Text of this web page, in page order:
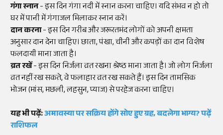
गंगा स्नान- इस दिन गंगा नदी में स्नान करना चाहिए। यदि संभव न हो तो
घर में पानी में गंगाजल मिलाकर स्नान करें।
दान करना- इस दिन गरीब और जरूरतमंद लोगों को अपनी क्षमता
अनुसार दान देना चाहिए। छाता, पंखा, चीनी और कपड़ों का दान विशेष
फलदायी माना जाता है।
व्रत रखें- इस दिन निर्जला व्रत रखना श्रेष्ठ माना जाता है। जो लोग निर्जला
व्रत नहीं रख सकते, वे फलाहार व्रत रख सकते हैं। इस दिन तामसिक
भोजन (मांस, मछली, लहसुन, प्याज) से परहेज करना चाहिए।
यह भी पढ़ें:अमावस्या पर सक्रिय होंगे सोए हुए ग्रह, बदलेगा भाग्य? पढ़ें
राशिफल